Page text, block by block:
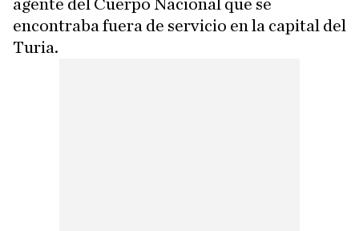
agente del Cuerpo Nacional que se
encontraba fuera de servicio en la capital del
Turia.